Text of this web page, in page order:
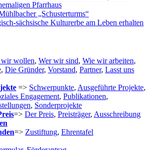
Pfarrhaus
„Schusterturms“
sächsische Kulturerbe am Leben erhalten
wir wollen, Wer wir sind, Wie wir arbeiten,
, Die Gründer, Vorstand, Partner, Lasst uns
=> Schwerpunkte, Ausgeführte Projekte,
Engagement, Publikationen,
, Sonderprojekte
=> Der Preis, Preisträger, Ausschreibung
=> Zustiftung, Ehrentafel